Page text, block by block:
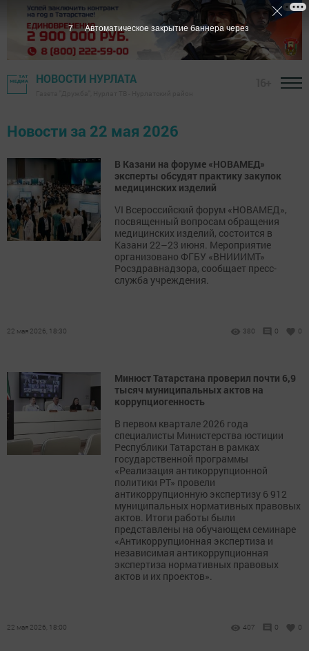
НОВОСТИ НУРЛАТА
Новости за 22 мая 2026
В Казани на форуме «НОВАМЕД»
эксперты обсудят практику закупок
медицинских изделий
VI Всероссийский форум «НОВАМЕД»,
посвященный вопросам обращения
медицинских изделий, состоится в
Казани 22–23 июня. Мероприятие
организовано ФГБУ «ВНИИИМТ»
Росздравнадзора, сообщает пресс-
служба учреждения.
22 мая 2026, 18:30 380 0 0
Минюст Татарстана проверил почти 6,9
тысяч муниципальных актов на
коррупциогенность
В первом квартале 2026 года
специалисты Министерства юстиции
Республики Татарстан в рамках
государственной программы
«Реализация антикоррупционной
политики РТ» провели
антикоррупционную экспертизу 6 912
муниципальных нормативных правовых
актов. Итоги работы были
представлены на обучающем семинаре
«Антикоррупционная экспертиза и
независимая антикоррупционная
экспертиза нормативных правовых
актов и их проектов».
22 мая 2026, 18:00 407 0 0
7 Автоматическое закрытие баннера через